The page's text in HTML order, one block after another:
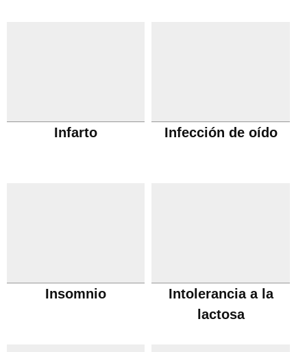
Infarto Infección de oído
Insomnio
Intolerancia a la
lactosa